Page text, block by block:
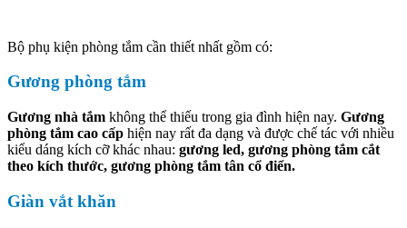
Bộ phụ kiện phòng tắm cần thiết nhất gồm có:
Gương phòng tắm
Gương nhà tắm không thể thiếu trong gia đình hiện nay. Gương
phòng tắm cao cấp hiện nay rất đa dạng và được chế tác với nhiều
kiểu dáng kích cỡ khác nhau: gương led, gương phòng tắm cắt
theo kích thước, gương phòng tắm tân cổ điển.
Giàn vắt khăn